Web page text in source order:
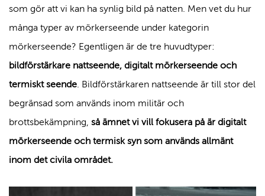
som gör att vi kan ha synlig bild på natten. Men vet du hur
många typer av mörkerseende under kategorin
mörkerseende? Egentligen är de tre huvudtyper:
bildförstärkare nattseende, digitalt mörkerseende och
termiskt seende . Bildförstärkaren nattseende är till stor del
begränsad som används inom militär och
brottsbekämpning, så ämnet vi vill fokusera på är digitalt
mörkerseende och termisk syn som används allmänt
inom det civila området.